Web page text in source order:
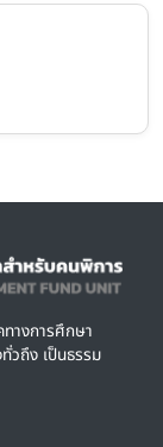
ทางการศึกษา
วถึง เป็นธรรม